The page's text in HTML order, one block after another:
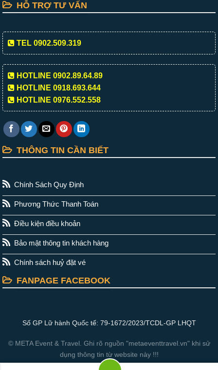
HỖ TRỢ TƯ VẤN
TEL 0902.509.319
HOTLINE 0902.89.64.89
HOTLINE 0918.693.644
HOTLINE 0976.552.558
THÔNG TIN CẦN BIẾT
Chính Sách Quy Định
Phương Thức Thanh Toán
Điều kiện điều khoản
Bảo mật thông tin khách hàng
Chính sách huỷ đặt vé
FANPAGE FACEBOOK
Số GP Lữ hành Quốc tế: 79-1672/2023/TCDL-GP LHQT
© META Event & Travel. Ghi rõ nguồn "metaeventtravel.vn" khi sử
dụng thông tin từ website này !!!